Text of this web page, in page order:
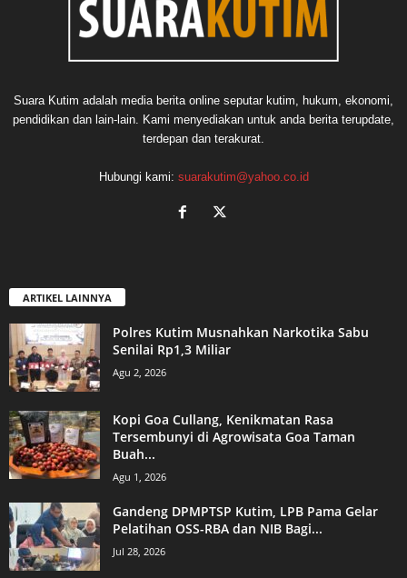
Suara Kutim adalah media berita online seputar kutim, hukum, ekonomi,
pendidikan dan lain-lain. Kami menyediakan untuk anda berita terupdate,
terdepan dan terakurat.
Hubungi kami: suarakutim@yahoo.co.id
ARTIKEL LAINNYA
Polres Kutim Musnahkan Narkotika Sabu
Senilai Rp1,3 Miliar
Agu 2, 2026
Kopi Goa Cullang, Kenikmatan Rasa
Tersembunyi di Agrowisata Goa Taman
Buah...
Agu 1, 2026
Gandeng DPMPTSP Kutim, LPB Pama Gelar
Pelatihan OSS-RBA dan NIB Bagi...
Jul 28, 2026